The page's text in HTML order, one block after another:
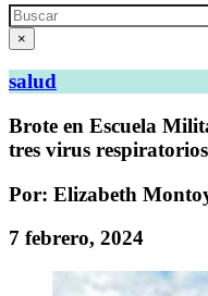
Search
×
salud
Brote en Escuela
tres virus
Por: Elizabeth
7 febrero, 2024